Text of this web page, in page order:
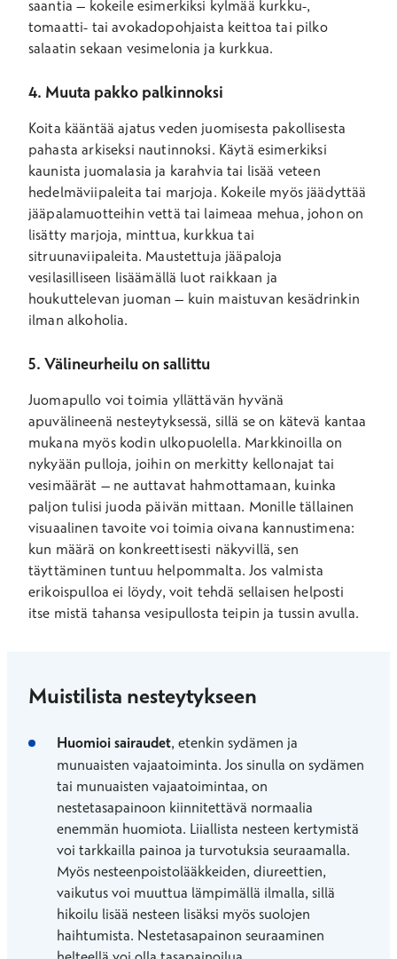
saantia – kokeile esimerkiksi kylmää kurkku-,
tomaatti- tai avokadopohjaista keittoa tai pilko
salaatin sekaan vesimelonia ja kurkkua.
4. Muuta pakko palkinnoksi
Koita kääntää ajatus veden juomisesta pakollisesta
pahasta arkiseksi nautinnoksi. Käytä esimerkiksi
kaunista juomalasia ja karahvia tai lisää veteen
hedelmäviipaleita tai marjoja. Kokeile myös jäädyttää
jääpalamuotteihin vettä tai laimeaa mehua, johon on
lisätty marjoja, minttua, kurkkua tai
sitruunaviipaleita. Maustettuja jääpaloja
vesilasilliseen lisäämällä luot raikkaan ja
houkuttelevan juoman – kuin maistuvan kesädrinkin
ilman alkoholia.
5. Välineurheilu on sallittu
Juomapullo voi toimia yllättävän hyvänä
apuvälineenä nesteytyksessä, sillä se on kätevä kantaa
mukana myös kodin ulkopuolella. Markkinoilla on
nykyään pulloja, joihin on merkitty kellonajat tai
vesimäärät – ne auttavat hahmottamaan, kuinka
paljon tulisi juoda päivän mittaan. Monille tällainen
visuaalinen tavoite voi toimia oivana kannustimena:
kun määrä on konkreettisesti näkyvillä, sen
täyttäminen tuntuu helpommalta. Jos valmista
erikoispulloa ei löydy, voit tehdä sellaisen helposti
itse mistä tahansa vesipullosta teipin ja tussin avulla.
Muistilista nesteytykseen
Huomioi sairaudet, etenkin sydämen ja
munuaisten vajaatoiminta. Jos sinulla on sydämen
tai munuaisten vajaatoimintaa, on
nestetasapainoon kiinnitettävä normaalia
enemmän huomiota. Liiallista nesteen kertymistä
voi tarkkailla painoa ja turvotuksia seuraamalla.
Myös nesteenpoistolääkkeiden, diureettien,
vaikutus voi muuttua lämpimällä ilmalla, sillä
hikoilu lisää nesteen lisäksi myös suolojen
haihtumista. Nestetasapainon seuraaminen